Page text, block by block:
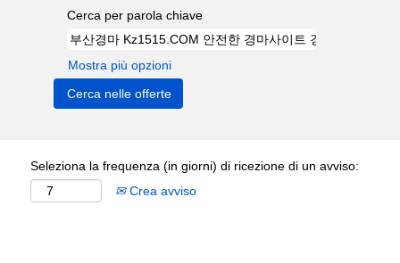
Cerca per parola chiave
Mostra più opzioni
Seleziona la frequenza (in giorni) di ricezione di un avviso:
Crea avviso